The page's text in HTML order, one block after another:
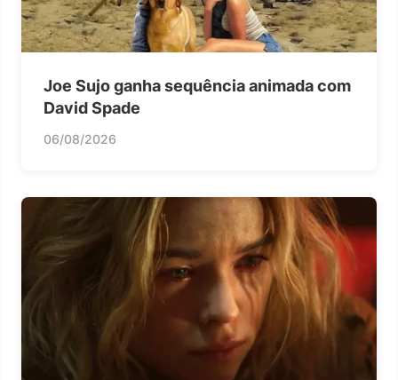
Joe Sujo ganha sequência animada com
David Spade
06/08/2026